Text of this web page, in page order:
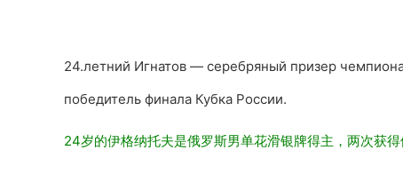
24.летний Игнатов — серебряный призер
победитель финала Кубка России.
24岁的伊格纳托夫是俄罗斯男单花滑银牌得主，两次获得